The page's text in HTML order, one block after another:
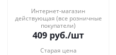
Интернет-магазин
действующая (все розничные
покупатели)
409 руб./шт
Старая цена